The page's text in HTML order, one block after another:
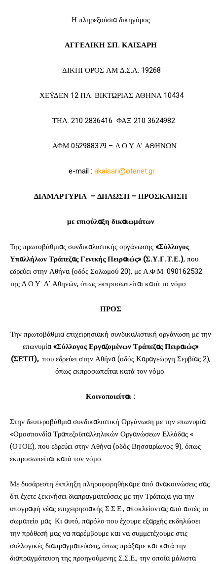
Η πληρεξούσια δικηγόρος
ΑΓΓΕΛΙΚΗ ΣΠ. ΚΑΙΣΑΡΗ
ΔΙΚΗΓΟΡΟΣ ΑΜ Δ.Σ.Α: 19268
ΧΕΫΔΕΝ 12 ΠΛ. ΒΙΚΤΩΡΙΑΣ ΑΘΗΝΑ 10434
ΤΗΛ. 210 2836416 ΦΑΞ 210 3624982
ΑΦΜ 052988379 – Δ.Ο.Υ Δ’ ΑΘΗΝΩΝ
e-mail : akaisari@otenet.gr
ΔΙΑΜΑΡΤΥΡΙΑ – ΔΗΛΩΣΗ – ΠΡΟΣΚΛΗΣΗ
με επιφύλαξη δικαιωμάτων
Της πρωτοβάθμιας συνδικαλιστικής οργάνωσης«Σύλλογος
Υπαλλήλων Τράπεζας Γενικής Πειραιώς» (Σ.Υ.Γ.Τ.Ε.), που
εδρεύει στην Αθήνα (οδός Σολωμού 20), με Α.Φ.Μ. 090162532
της Δ.Ο.Υ. Δ’ Αθηνών, όπως εκπροσωπείται κατά το νόμο.
ΠΡΟΣ
Την πρωτοβάθμια επιχειρησιακή συνδικαλιστική οργάνωση με την
επωνυμία«Σύλλογος Εργαζομένων Τράπεζας Πειραιώς»
(ΣΕΤΠ),που εδρεύει στην Αθήνα (οδός Καραγεώργη Σερβίας 2),
όπως εκπροσωπείται κατά τον νόμο.
Κοινοποιείται :
Στην δευτεροβάθμια συνδικαλιστική Οργάνωση με την επωνυμία
«Ομοσπονδία Τραπεζοϋπαλληλικών Οργανώσεων Ελλάδας «
(ΟΤΟΕ), που εδρεύει στην Αθήνα (οδός Βησσαρίωνος 9), όπως
εκπροσωπείται κατά τον νόμο.
Με δυσάρεστη έκπληξη πληροφορηθήκαμε από ανακοινώσεις σας
ότι έχετε ξεκινήσει διαπραγματεύσεις με την Τράπεζα για την
υπογραφή νέας επιχειρησιακής Σ.Σ.Ε., αποκλείοντας από αυτές το
σωματείο μας. Κι αυτό, παρόλο που έχουμε εξαρχής εκδηλώσει
την πρόθεσή μας να παρέμβουμε και να συμμετέχουμε στις
συλλογικές διαπραγματεύσεις, όπως πράξαμε και κατά την
διαπραγμάτευση της προηγούμενης Σ.Σ.Ε., την οποία μάλιστα